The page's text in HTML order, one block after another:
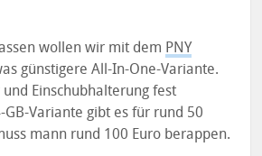
wollen wir mit dem PNY
günstigere All-In-One-Variante.
und Einschubhalterung fest
Variante gibt es für rund 50
mann rund 100 Euro berappen.